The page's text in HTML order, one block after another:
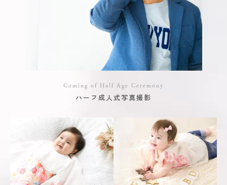
Coming of Half Age Ceremony
ハーフ成人式写真撮影